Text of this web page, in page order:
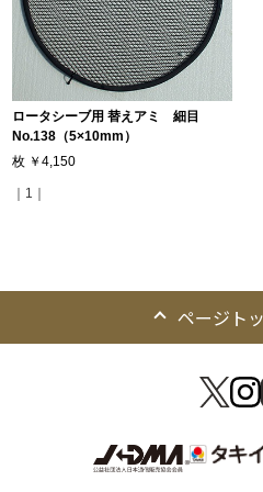
ロータシーブ用 替えアミ 細目
No.138（5×10mm）
枚 ￥4,150
｜1｜
ページト